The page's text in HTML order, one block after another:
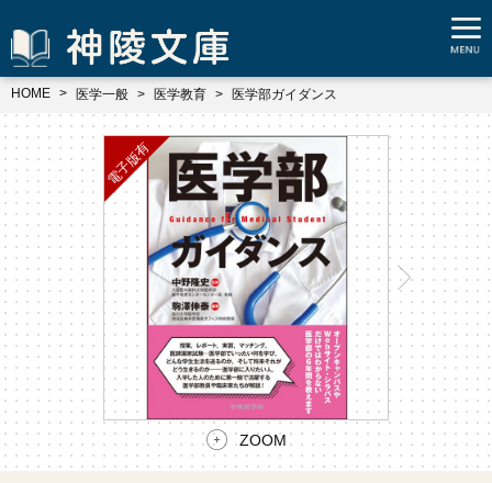
HOME 医学一般 医学教育 医学部ガイダンス
ZOOM